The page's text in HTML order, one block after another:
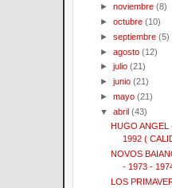
►noviembre (8)
►octubre (10)
►septiembre (5)
►agosto (12)
►julio (21)
►junio (21)
►mayo (21)
▼abril (43)
HUGO
1992 (
NOVOS
- 1973 -
LOS